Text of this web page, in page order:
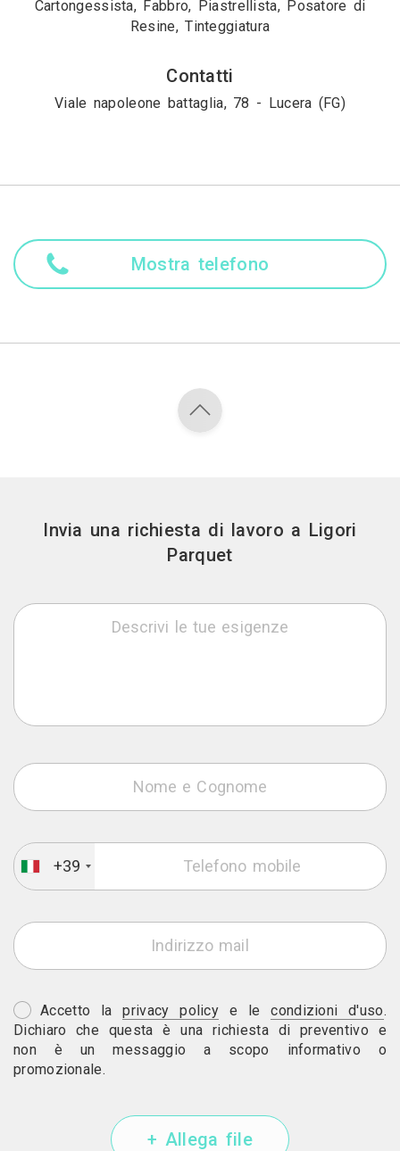
Cartongessista, Fabbro, Piastrellista, Posatore di
Resine, Tinteggiatura
Contatti
Viale napoleone battaglia, 78 - Lucera (FG)
Mostra telefono
Invia una richiesta di lavoro a Ligori
Parquet
+39
Accetto laprivacy policy e lecondizioni d'uso.
Dichiaro che questa è una richiesta di preventivo e
non è un messaggio a scopo informativo o
promozionale.
+ Allega file